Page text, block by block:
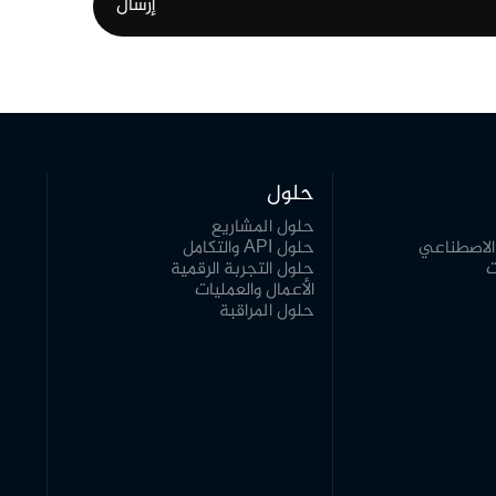
الاصطناعي
حلول
حلول المشاريع
حلول API والتكامل
حلول التجربة الرقمية
الأعمال والعمليات
حلول المراقبة